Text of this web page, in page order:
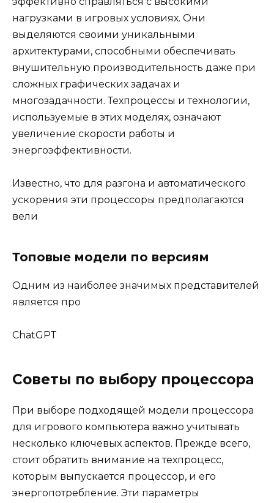
нагрузками в игровых условиях. Они
выделяются своими уникальными
архитектурами, способными обеспечивать
внушительную производительность даже при
сложных графических задачах и
многозадачности. Техпроцессы и технологии,
используемые в этих моделях, означают
увеличение скорости работы и
энергоэффективности.
Известно, что для разгона и автоматического
ускорения эти процессоры предполагаются
вели
Топовые модели по версиям
Одним из наиболее значимых представителей
является про
ChatGPT
Советы по выбору процессора
При выборе подходящей модели процессора
для игрового компьютера важно учитывать
несколько ключевых аспектов. Прежде всего,
стоит обратить внимание на техпроцесс,
которым выпускается процессор, и его
энергопотребление. Эти параметры